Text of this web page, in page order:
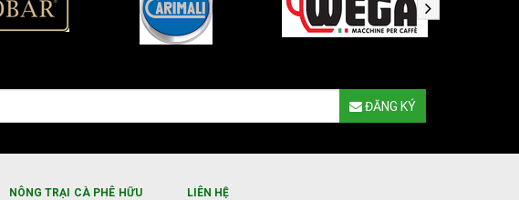
ĐĂNG KÝ
NÔNG TRẠI CÀ PHÊ HỮU
LIÊN HỆ